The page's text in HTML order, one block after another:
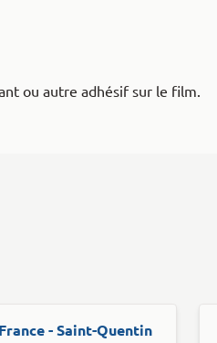
ou autre adhésif sur le film.
- Saint-Quentin